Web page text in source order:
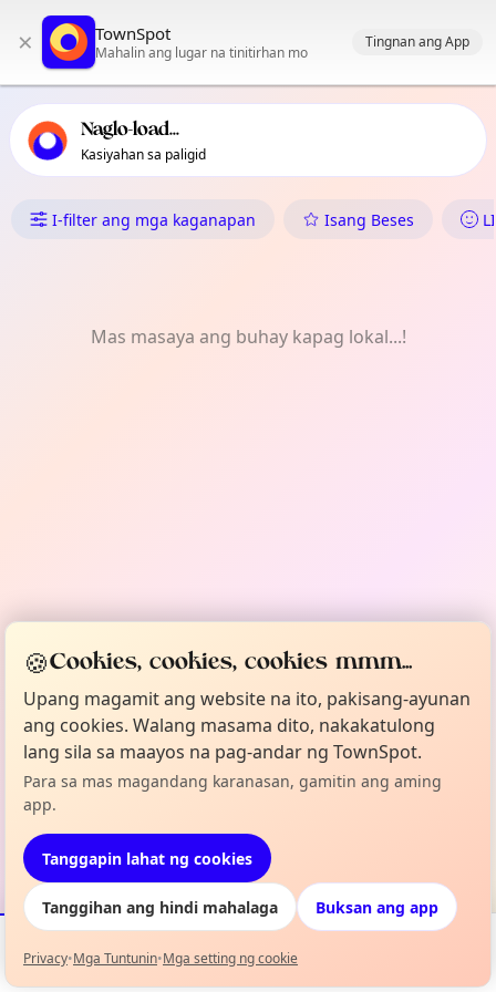
nabigasyon ng TownSpot
ng mga lokal na kaganapan ng TownSpot
× TownSpot
Mahalin ang lugar na tinitirhan mo
Tingnan ang App
Naglo-load...
Kasiyahan sa paligid
Ano ang Nangyayari sa
I-filter ang mga kaganapan Isang Beses
Mas masaya ang buhay kapag lokal...!
Mga Kaganapan Mapa Aking Lineup
🍪Cookies, cookies, cookies mmm...
Upang magamit ang website na ito, pakisang-ayunan
ang cookies. Walang masama dito, nakakatulong
lang sila sa maayos na pag-andar ng TownSpot.
Para sa mas magandang karanasan, gamitin ang aming
app.
Tanggapin lahat ng cookies
Tanggihan ang hindi mahalaga Buksan ang app
Privacy•Mga Tuntunin•Mga setting ng cookie